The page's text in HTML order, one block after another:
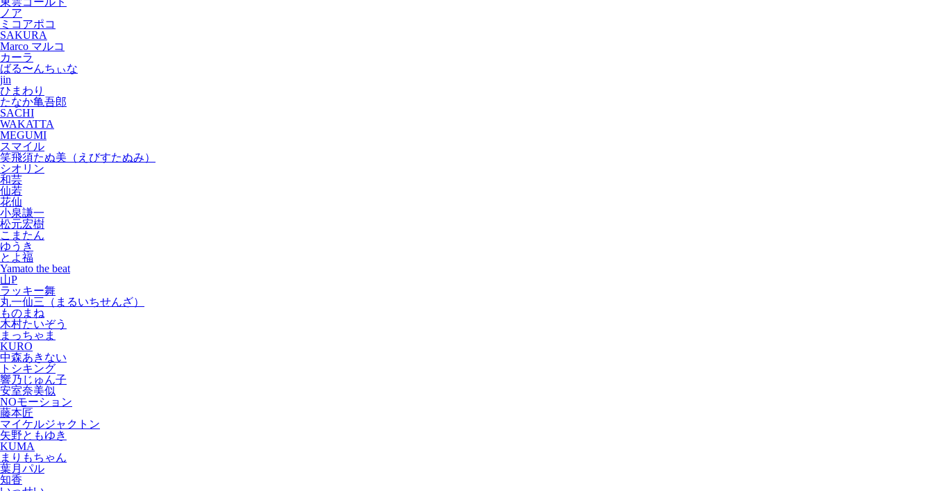
ノア
ミコアポコ
SAKURA
Marco マルコ
カーラ
ばる〜んちぃな
jin
ひまわり
たなか亀吾郎
SACHI
WAKATTA
MEGUMI
スマイル
笑飛須たぬ美（えびすたぬみ）
シオリン
和芸
仙若
花仙
小泉謙一
松元宏樹
こまたん
ゆうき
とよ福
Yamato the beat
山P
ラッキー舞
丸一仙三（まるいちせんざ）
ものまね
木村たいぞう
まっちゃま
KURO
中森あきない
トシキング
響乃じゅん子
安室奈美似
NOモーション
藤本匠
マイケルジャクトン
矢野ともゆき
KUMA
まりもちゃん
葉月パル
知香